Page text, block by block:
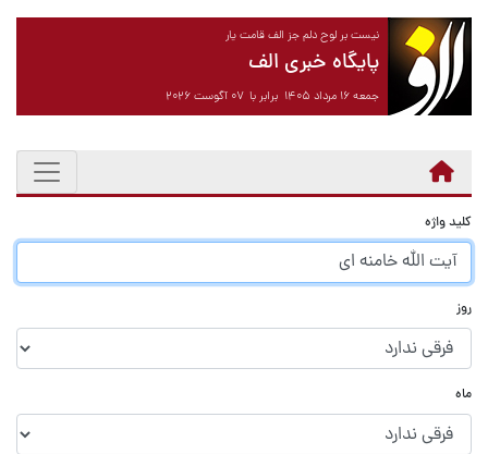
نیست بر لوح دلم جز الف قامت یار
پایگاه خبری الف
جمعه ۱۶ مرداد ۱۴۰۵ برابر با ۰۷ آگوست ۲۰۲۶
کلید واژه
روز
ماه